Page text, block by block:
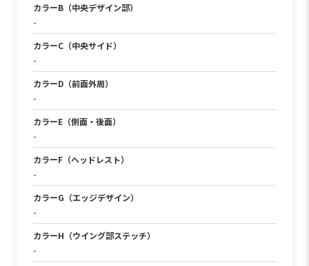
カラーB（中央デザイン部）
-
カラーC（中央サイド）
-
カラーD（前面外周）
-
カラーE（側面・後面）
-
カラーF（ヘッドレスト）
-
カラーG（エッジデザイン）
-
カラーH（ウイング部ステッチ）
-